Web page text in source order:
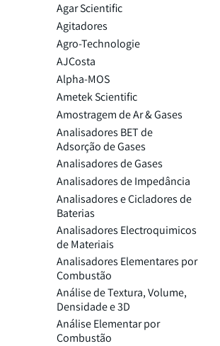
Agar Scientific
Agitadores
Agro-Technologie
AJCosta
Alpha-MOS
Ametek Scientific
Amostragem de Ar & Gases
Analisadores BET de
Adsorção de Gases
Analisadores de Gases
Analisadores de Impedância
Analisadores e Cicladores de
Baterias
Analisadores Electroquimicos
de Materiais
Analisadores Elementares por
Combustão
Análise de Textura, Volume,
Densidade e 3D
Análise Elementar por
Combustão